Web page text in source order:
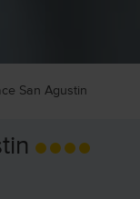
San Agustin